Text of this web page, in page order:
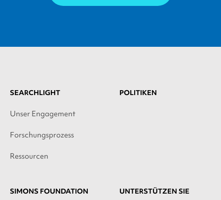
SEARCHLIGHT
Unser Engagement
Forschungsprozess
Ressourcen
POLITIKEN
SIMONS FOUNDATION UNTERSTÜTZEN SIE